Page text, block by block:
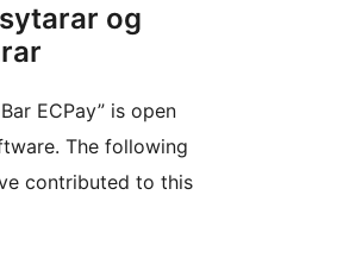
og
ECPay” is open
The following
contributed to this